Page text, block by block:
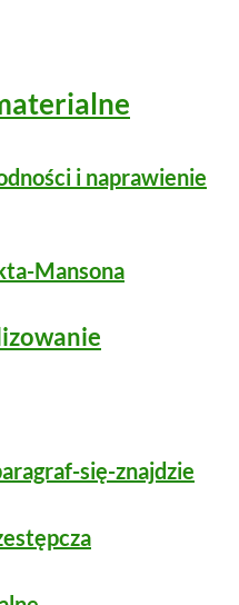
i naprawienie
Mansona
się-znajdzie